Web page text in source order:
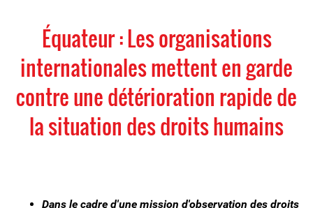
Équateur : Les organisations
internationales mettent en garde
contre une détérioration rapide de
la situation des droits humains
Dans le cadre d'une mission d'observation des droits